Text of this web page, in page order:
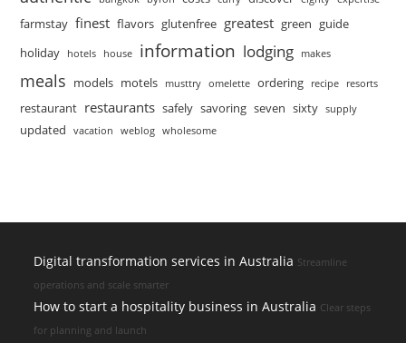
farmstay finest flavors glutenfree greatest green guide
holiday
hotels house information lodging makes
meals models motels musttry omelette ordering recipe resorts
restaurant restaurants safely savoring seven sixty supply
updated vacation weblog wholesome
Digital transformation services in Australia Streamline
operations and scale smarter
How to start a hospitality business in Australia Clear steps
for planning and launch